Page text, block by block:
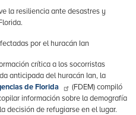
la resiliencia ante desastres y
por el huracán Ian
crítica a los socorristas
anticipada del huracán Ian, la
de Florida
(FDEM) compiló
información sobre la demografía
decisión de refugiarse en el lugar.